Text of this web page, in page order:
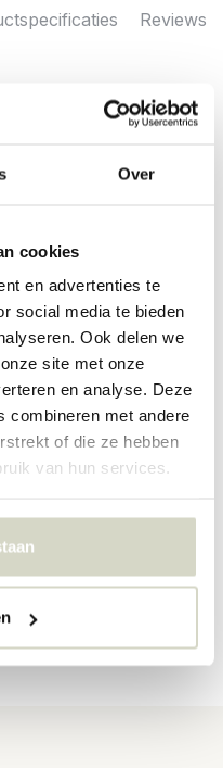
Over
cookies
en advertenties te
social media te bieden
Ook delen we
site met onze
en analyse. Deze
combineren met andere
of die ze hebben
van hun services.
Reviews
geur van citroenbloesem
plantaardig.
katoen
over dit product..